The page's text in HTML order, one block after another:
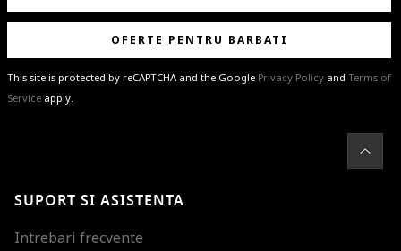
OFERTE PENTRU BARBATI
This site is protected by reCAPTCHA and the Google Privacy Policy and Terms of
Service apply.
%email%
ultimele tendinte in moda!
SUPORT SI ASISTENTA
Intrebari frecvente